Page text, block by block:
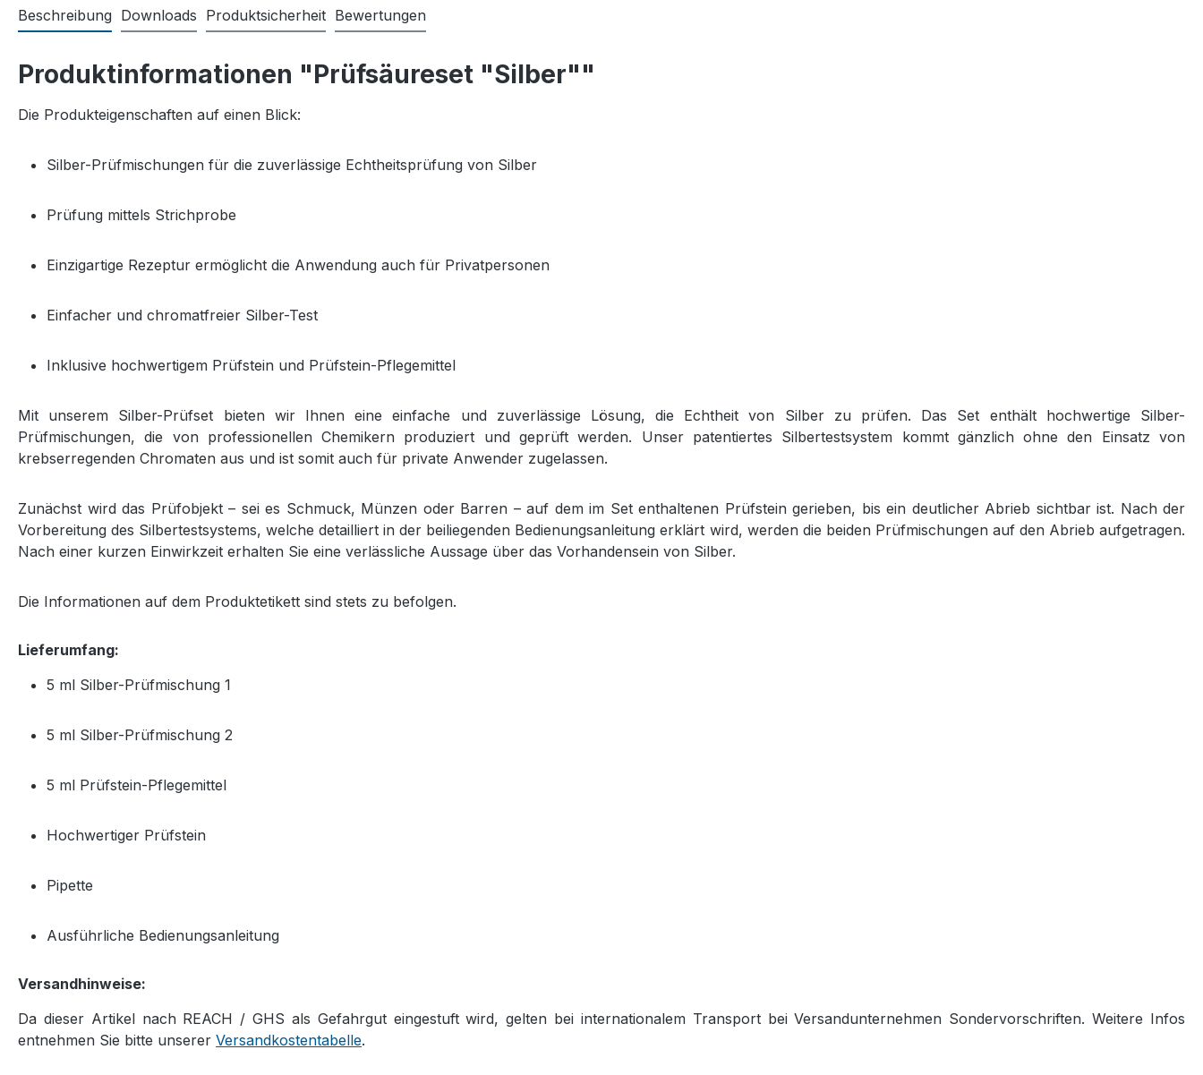
Beschreibung Downloads Produktsicherheit Bewertungen
Produktinformationen "Prüfsäureset "Silber""
Die Produkteigenschaften auf einen Blick:
Silber-Prüfmischungen für die zuverlässige Echtheitsprüfung von Silber
Prüfung mittels Strichprobe
Einzigartige Rezeptur ermöglicht die Anwendung auch für Privatpersonen
Einfacher und chromatfreier Silber-Test
Inklusive hochwertigem Prüfstein und Prüfstein-Pflegemittel
Mit unserem Silber-Prüfset bieten wir Ihnen eine einfache und zuverlässige Lösung, die Echtheit von Silber zu prüfen. Das Set enthält hochwertige Silber-
Prüfmischungen, die von professionellen Chemikern produziert und geprüft werden. Unser patentiertes Silbertestsystem kommt gänzlich ohne den Einsatz von
krebserregenden Chromaten aus und ist somit auch für private Anwender zugelassen.
Zunächst wird das Prüfobjekt – sei es Schmuck, Münzen oder Barren – auf dem im Set enthaltenen Prüfstein gerieben, bis ein deutlicher Abrieb sichtbar ist. Nach der
Vorbereitung des Silbertestsystems, welche detailliert in der beiliegenden Bedienungsanleitung erklärt wird, werden die beiden Prüfmischungen auf den Abrieb aufgetragen.
Nach einer kurzen Einwirkzeit erhalten Sie eine verlässliche Aussage über das Vorhandensein von Silber.
Die Informationen auf dem Produktetikett sind stets zu befolgen.
Lieferumfang:
5 ml Silber-Prüfmischung 1
5 ml Silber-Prüfmischung 2
5 ml Prüfstein-Pflegemittel
Hochwertiger Prüfstein
Pipette
Ausführliche Bedienungsanleitung
Versandhinweise:
Da dieser Artikel nach REACH / GHS als Gefahrgut eingestuft wird, gelten bei internationalem Transport bei Versandunternehmen Sondervorschriften. Weitere Infos
entnehmen Sie bitte unserer Versandkostentabelle.